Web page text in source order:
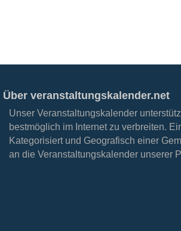
Über veranstaltungskalender.net
Unser Veranstaltungskalender
bestmöglich im Internet zu verbreiten.
Kategorisiert und Geografisch einer
an die Veranstaltungskalender unserer